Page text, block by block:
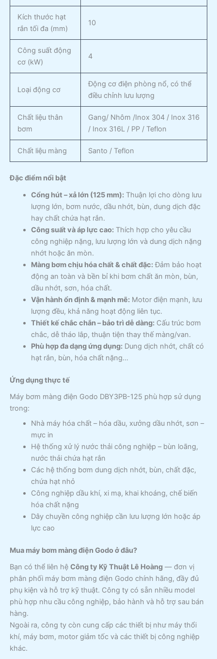
Kích thước hạt
rắn tối đa (mm)
10
Công suất động
cơ (kW)
4
Loại động cơ
Động cơ điện phòng nổ, có thể
điều chỉnh lưu lượng
Chất liệu thân
bơm
Gang/ Nhôm /Inox 304 / Inox 316
/ Inox 316L / PP / Teflon
Chất liệu màng Santo / Teflon
Đặc điểm nổi bật
Cổng hút – xả lớn (125 mm):Thuận lợi cho dòng lưu
lượng lớn, bơm nước, dầu nhớt, bùn, dung dịch đặc
hay chất chứa hạt rắn.
Công suất và áp lực cao:Thích hợp cho yêu cầu
công nghiệp nặng, lưu lượng lớn và dung dịch nặng
nhớt hoặc ăn mòn.
Màng bơm chịu hóa chất & chất đặc:Đảm bảo hoạt
động an toàn và bền bỉ khi bơm chất ăn mòn, bùn,
dầu nhớt, sơn, hóa chất.
Vận hành ổn định & mạnh mẽ:Motor điện mạnh, lưu
lượng đều, khả năng hoạt động liên tục.
Thiết kế chắc chắn – bảo trì dễ dàng:Cấu trúc bơm
chắc, dễ tháo lắp, thuận tiện thay thế màng/van.
Phù hợp đa dạng ứng dụng:Dung dịch nhớt, chất có
hạt rắn, bùn, hóa chất nặng…
Ứng dụng thực tế
Máy bơm màng điện Godo DBY3PB-125 phù hợp sử dụng
trong:
Nhà máy hóa chất – hóa dầu, xưởng dầu nhớt, sơn –
mực in
Hệ thống xử lý nước thải công nghiệp – bùn loãng,
nước thải chứa hạt rắn
Các hệ thống bơm dung dịch nhớt, bùn, chất đặc,
chứa hạt nhỏ
Công nghiệp dầu khí, xi mạ, khai khoáng, chế biến
hóa chất nặng
Dây chuyền công nghiệp cần lưu lượng lớn hoặc áp
lực cao
Mua máy bơm màng điện Godo ở đâu?
Bạn có thể liên hệ Công ty Kỹ Thuật Lê Hoàng — đơn vị
phân phối máy bơm màng điện Godo chính hãng, đầy đủ
phụ kiện và hỗ trợ kỹ thuật. Công ty có sẵn nhiều model
phù hợp nhu cầu công nghiệp, bảo hành và hỗ trợ sau bán
hàng.
Ngoài ra, công ty còn cung cấp các thiết bị như máy thổi
khí, máy bơm, motor giảm tốc và các thiết bị công nghiệp
khác.